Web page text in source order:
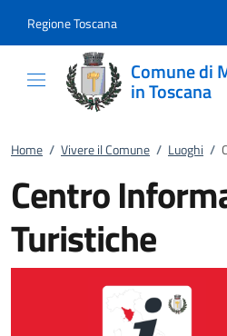
Regione Toscana
Comune di
in Toscana
Home / Vivere il Comune / Luoghi /
Centro
Turistiche